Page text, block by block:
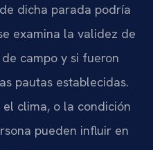
dicha parada podría
examina la validez de
campo y si fueron
pautas establecidas.
clima, o la condición
pueden influir en